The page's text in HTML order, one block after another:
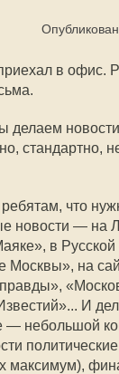
в офис.
делаем
стандартно,
что
новости — на
в
Москвы», на
И
— небольшой
максимум),